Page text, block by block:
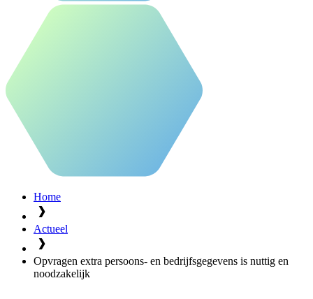
Home
Actueel
Opvragen extra persoons- en bedrijfsgegevens is nuttig en
noodzakelijk